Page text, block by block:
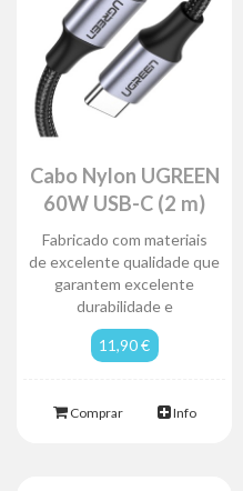
Cabo Nylon UGREEN
60W USB-C (2 m)
Fabricado com materiais
de excelente qualidade que
garantem excelente
durabilidade e
11,90 €
Comprar Info